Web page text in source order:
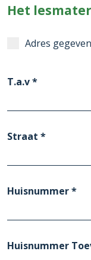
Het
Adres
T.a.v *
Straat *
Huisnummer *
Huisnummer